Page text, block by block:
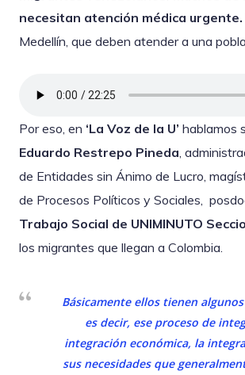
necesitan atención médica urgente.
Medellín, que deben atender a una
Por eso, en ‘La Voz de la U’ hablamos
Eduardo Restrepo Pineda,
de Entidades sin Ánimo de Lucro,
de Procesos Políticos y Sociales,
Trabajo Social de UNIMINUTO
los migrantes que llegan a Colombia.
Básicamente ellos tienen
es decir, ese proceso de
integración económica, la
sus necesidades que